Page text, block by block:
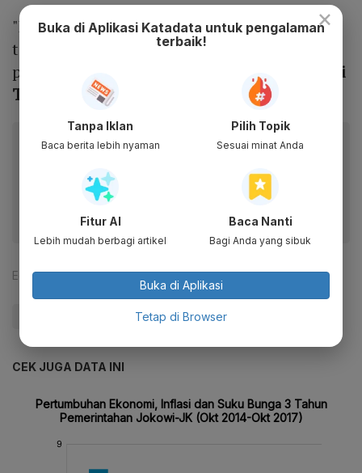
"Para Menteri ekonomi juga (seharusnya)
tidak tergoda dan steril dari kepentingan
politik," kata dia. (Baca:
Jokowi Minta Menteri
Tak Terganggu Urusan Politik Tahun 2018
Baca artikel ini lewat aplikasi mobile.
fitur menarik lainnya lewat aplikasi mobile Katadata.
Editor: Safrezi Fitra
CEK JUGA DATA INI
×
Buka di Aplikasi Katadata untuk pengalaman
terbaik!
Tanpa Iklan
Baca berita lebih nyaman
Pilih Topik
Sesuai minat Anda
Fitur AI
Lebih mudah berbagi artikel
Baca Nanti
Bagi Anda yang sibuk
Buka di Aplikasi
Tetap di Browser